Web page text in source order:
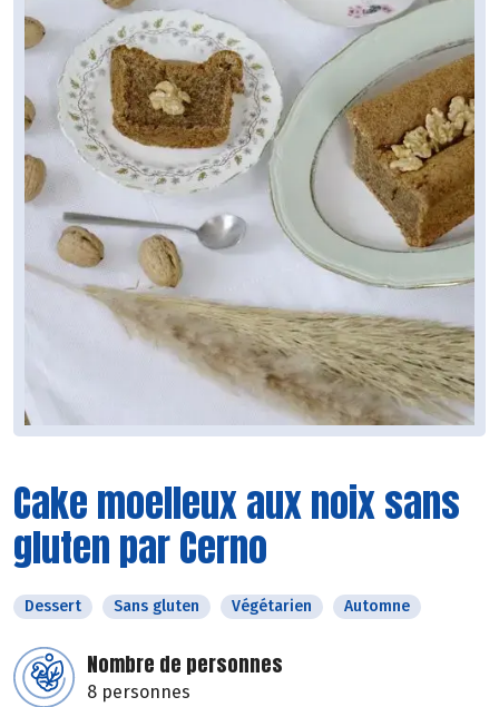
Cake moelleux aux noix sans
gluten par Cerno
Dessert Sans gluten Végétarien Automne
Nombre de personnes
8 personnes